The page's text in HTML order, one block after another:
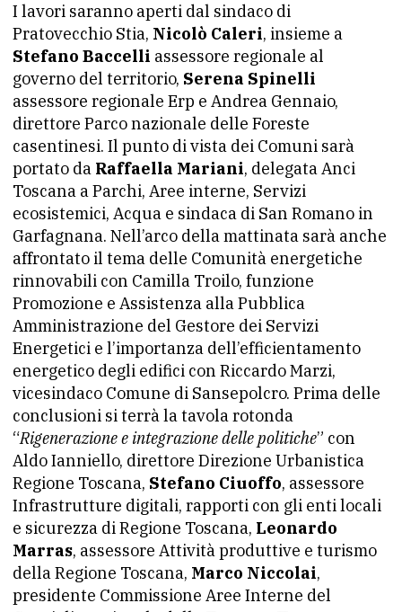
I lavori saranno aperti dal sindaco di
Pratovecchio Stia, Nicolò Caleri, insieme a
Stefano Baccelli assessore regionale al
governo del territorio, Serena Spinelli
assessore regionale Erp e Andrea Gennaio,
direttore Parco nazionale delle Foreste
casentinesi. Il punto di vista dei Comuni sarà
portato da Raffaella Mariani, delegata Anci
Toscana a Parchi, Aree interne, Servizi
ecosistemici, Acqua e sindaca di San Romano in
Garfagnana. Nell’arco della mattinata sarà anche
affrontato il tema delle Comunità energetiche
rinnovabili con Camilla Troilo, funzione
Promozione e Assistenza alla Pubblica
Amministrazione del Gestore dei Servizi
Energetici e l’importanza dell’efficientamento
energetico degli edifici con Riccardo Marzi,
vicesindaco Comune di Sansepolcro. Prima delle
conclusioni si terrà la tavola rotonda
“Rigenerazione e integrazione delle politiche” con
Aldo Ianniello, direttore Direzione Urbanistica
Regione Toscana, Stefano Ciuoffo, assessore
Infrastrutture digitali, rapporti con gli enti locali
e sicurezza di Regione Toscana, Leonardo
Marras, assessore Attività produttive e turismo
della Regione Toscana, Marco Niccolai,
presidente Commissione Aree Interne del